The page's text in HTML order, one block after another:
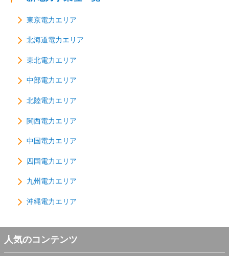
東京電力エリア
北海道電力エリア
東北電力エリア
中部電力エリア
北陸電力エリア
関西電力エリア
中国電力エリア
四国電力エリア
九州電力エリア
沖縄電力エリア
人気のコンテンツ